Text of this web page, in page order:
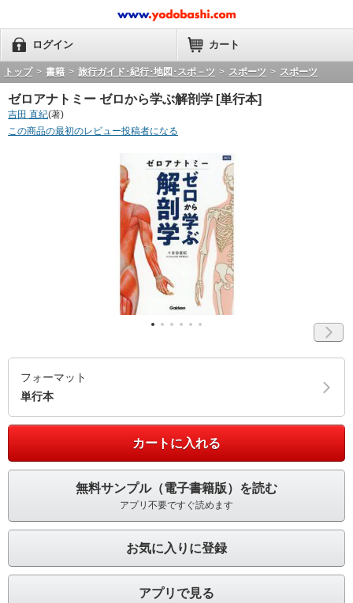
ログイン カート
トップ > 書籍 > 旅行ガイド･紀行･地図･スポ－ツ > スポーツ > スポーツ
ゼロアナトミー ゼロから学ぶ解剖学 [単行本]
吉田 直紀(著)
この商品の最初のレビュー投稿者になる
フォーマット
単行本
カートに入れる
無料サンプル（電子書籍版）を読む
アプリ不要ですぐ読めます
お気に入りに登録
アプリで見る